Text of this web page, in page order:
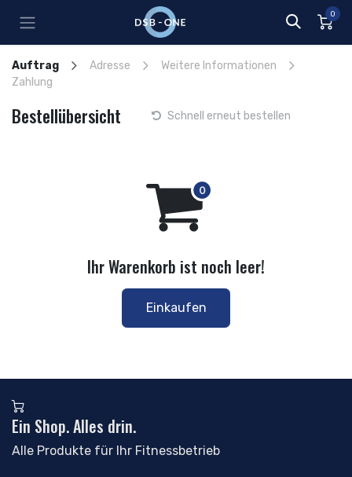
0
Auftrag Adresse
Weitere Informationen
Zahlung
Bestellübersicht Schnell erneut bestellen
Ihr Warenkorb ist noch leer!
Einkaufen
Ein Shop. Alles drin.
Alle Produkte für Ihr Fitnessbetrieb